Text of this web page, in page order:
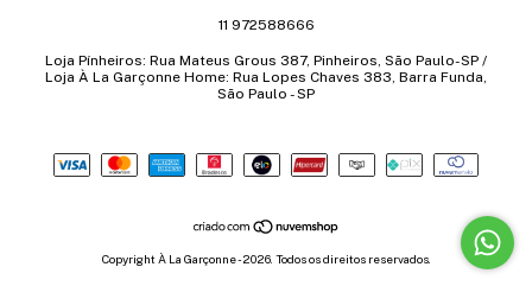
11 972588666
Loja Pínheiros: Rua Mateus Grous 387, Pinheiros, São Paulo-SP /
Loja À La Garçonne Home: Rua Lopes Chaves 383, Barra Funda,
São Paulo - SP
Copyright À La Garçonne - 2026. Todos os direitos reservados.